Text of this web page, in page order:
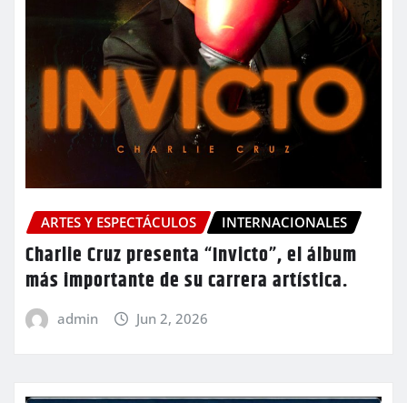
ARTES Y ESPECTÁCULOS INTERNACIONALES
Charlie Cruz presenta “Invicto”, el álbum
más importante de su carrera artística.
admin Jun 2, 2026